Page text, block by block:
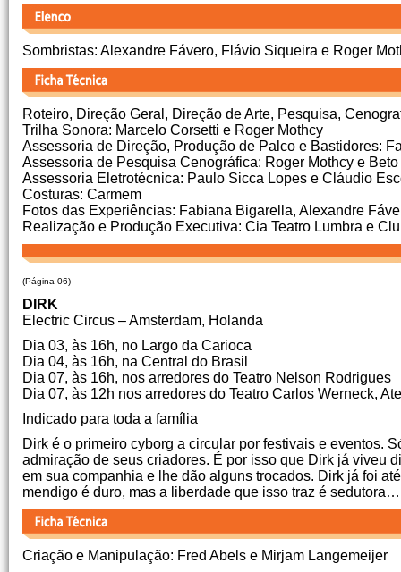
Sombristas: Alexandre Fávero, Flávio Siqueira e Roger
Roteiro, Direção Geral, Direção de Arte, Pesquisa,
Trilha Sonora: Marcelo Corsetti e Roger Mothcy
Assessoria de Direção, Produção de Palco e Bastidores:
Assessoria de Pesquisa Cenográfica: Roger Mothcy e Beto
Assessoria Eletrotécnica: Paulo Sicca Lopes e Cláudio
Costuras: Carmem
Fotos das Experiências: Fabiana Bigarella, Alexandre
Realização e Produção Executiva: Cia Teatro Lumbra e
(Página 06)
DIRK
Electric Circus – Amsterdam, Holanda
Dia 03, às 16h, no Largo da Carioca
Dia 04, às 16h, na Central do Brasil
Dia 07, às 16h, nos arredores do Teatro Nelson Rodrigues
Dia 07, às 12h nos arredores do Teatro Carlos Werneck,
Indicado para toda a família
Dirk é o primeiro cyborg a circular por festivais e eventos.
admiração de seus criadores. É por isso que Dirk já viveu
em sua companhia e lhe dão alguns trocados. Dirk já foi
mendigo é duro, mas a liberdade que isso traz é sedutora…
Criação e Manipulação: Fred Abels e Mirjam Langemeijer